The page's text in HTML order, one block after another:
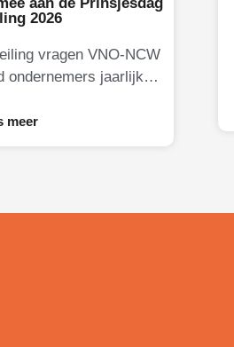
2026
vragen VNO-NCW
ondernemers jaarlijks
en
meer